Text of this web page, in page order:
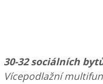
30-32 sociálních
Vícepodlažní